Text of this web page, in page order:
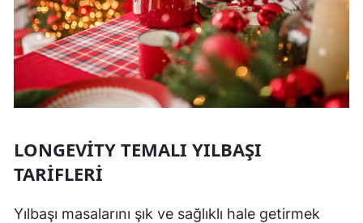
LONGEVITY TEMALI YILBAŞI
TARIFLERI
Yılbaşı masalarını şık ve sağlıklı hale getirmek